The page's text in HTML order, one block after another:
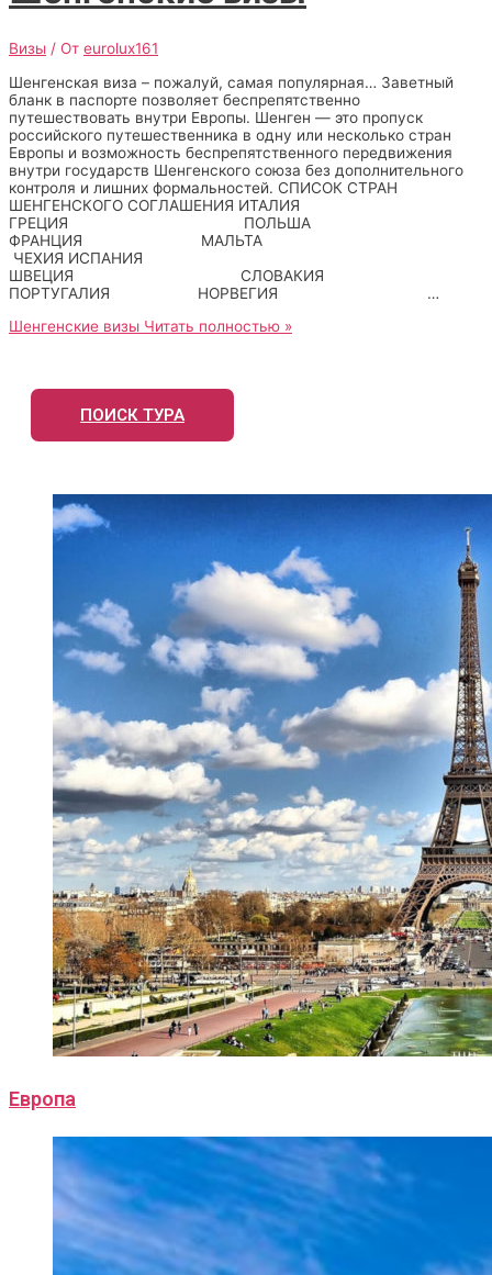
Визы / От eurolux161
Шенгенская виза – пожалуй, самая популярная… Заветный
бланк в паспорте позволяет беспрепятственно
путешествовать внутри Европы. Шенген — это пропуск
российского путешественника в одну или несколько стран
Европы и возможность беспрепятственного передвижения
внутри государств Шенгенского союза без дополнительного
контроля и лишних формальностей. СПИСОК СТРАН
ШЕНГЕНСКОГО СОГЛАШЕНИЯ ИТАЛИЯ
ГРЕЦИЯ ПОЛЬША
ФРАНЦИЯ МАЛЬТА
ЧЕХИЯ ИСПАНИЯ
ШВЕЦИЯ СЛОВАКИЯ
ПОРТУГАЛИЯ НОРВЕГИЯ …
Шенгенские визы Читать полностью »
ПОИСК ТУРА
Европа